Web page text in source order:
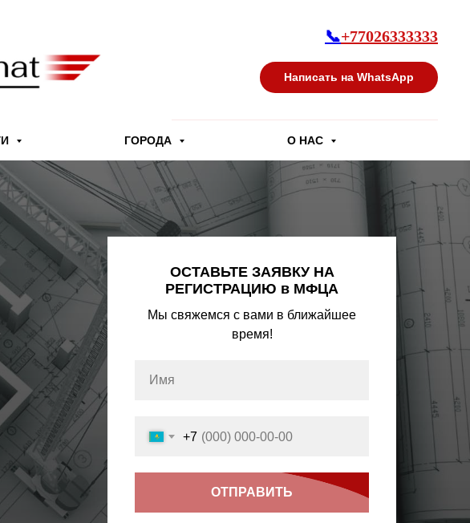
📞+77026333333
Написать на WhatsApp
ГОРОДА О НАС
ОСТАВЬТЕ ЗАЯВКУ НА
РЕГИСТРАЦИЮ в МФЦА
Мы свяжемся с вами в ближайшее
время!
+7
ОТПРАВИТЬ